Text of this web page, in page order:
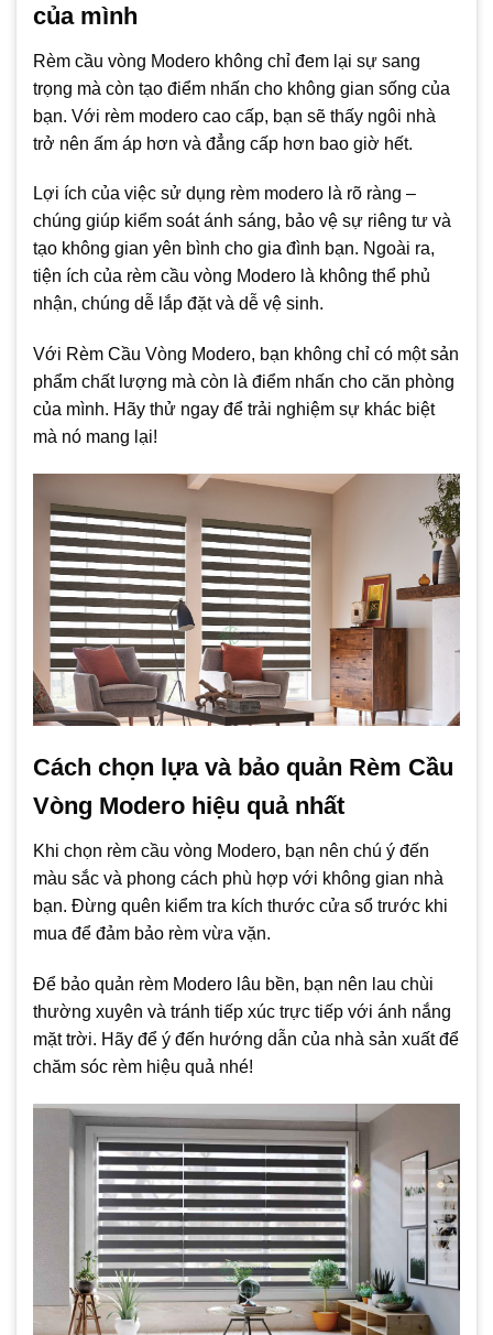
của mình
Rèm cầu vòng Modero không chỉ đem lại sự sang
trọng mà còn tạo điểm nhấn cho không gian sống của
bạn. Với rèm modero cao cấp, bạn sẽ thấy ngôi nhà
trở nên ấm áp hơn và đẳng cấp hơn bao giờ hết.
Lợi ích của việc sử dụng rèm modero là rõ ràng –
chúng giúp kiểm soát ánh sáng, bảo vệ sự riêng tư và
tạo không gian yên bình cho gia đình bạn. Ngoài ra,
tiện ích của rèm cầu vòng Modero là không thể phủ
nhận, chúng dễ lắp đặt và dễ vệ sinh.
Với Rèm Cầu Vòng Modero, bạn không chỉ có một sản
phẩm chất lượng mà còn là điểm nhấn cho căn phòng
của mình. Hãy thử ngay để trải nghiệm sự khác biệt
mà nó mang lại!
Cách chọn lựa và bảo quản Rèm Cầu
Vòng Modero hiệu quả nhất
Khi chọn rèm cầu vòng Modero, bạn nên chú ý đến
màu sắc và phong cách phù hợp với không gian nhà
bạn. Đừng quên kiểm tra kích thước cửa sổ trước khi
mua để đảm bảo rèm vừa vặn.
Để bảo quản rèm Modero lâu bền, bạn nên lau chùi
thường xuyên và tránh tiếp xúc trực tiếp với ánh nắng
mặt trời. Hãy để ý đến hướng dẫn của nhà sản xuất để
chăm sóc rèm hiệu quả nhé!